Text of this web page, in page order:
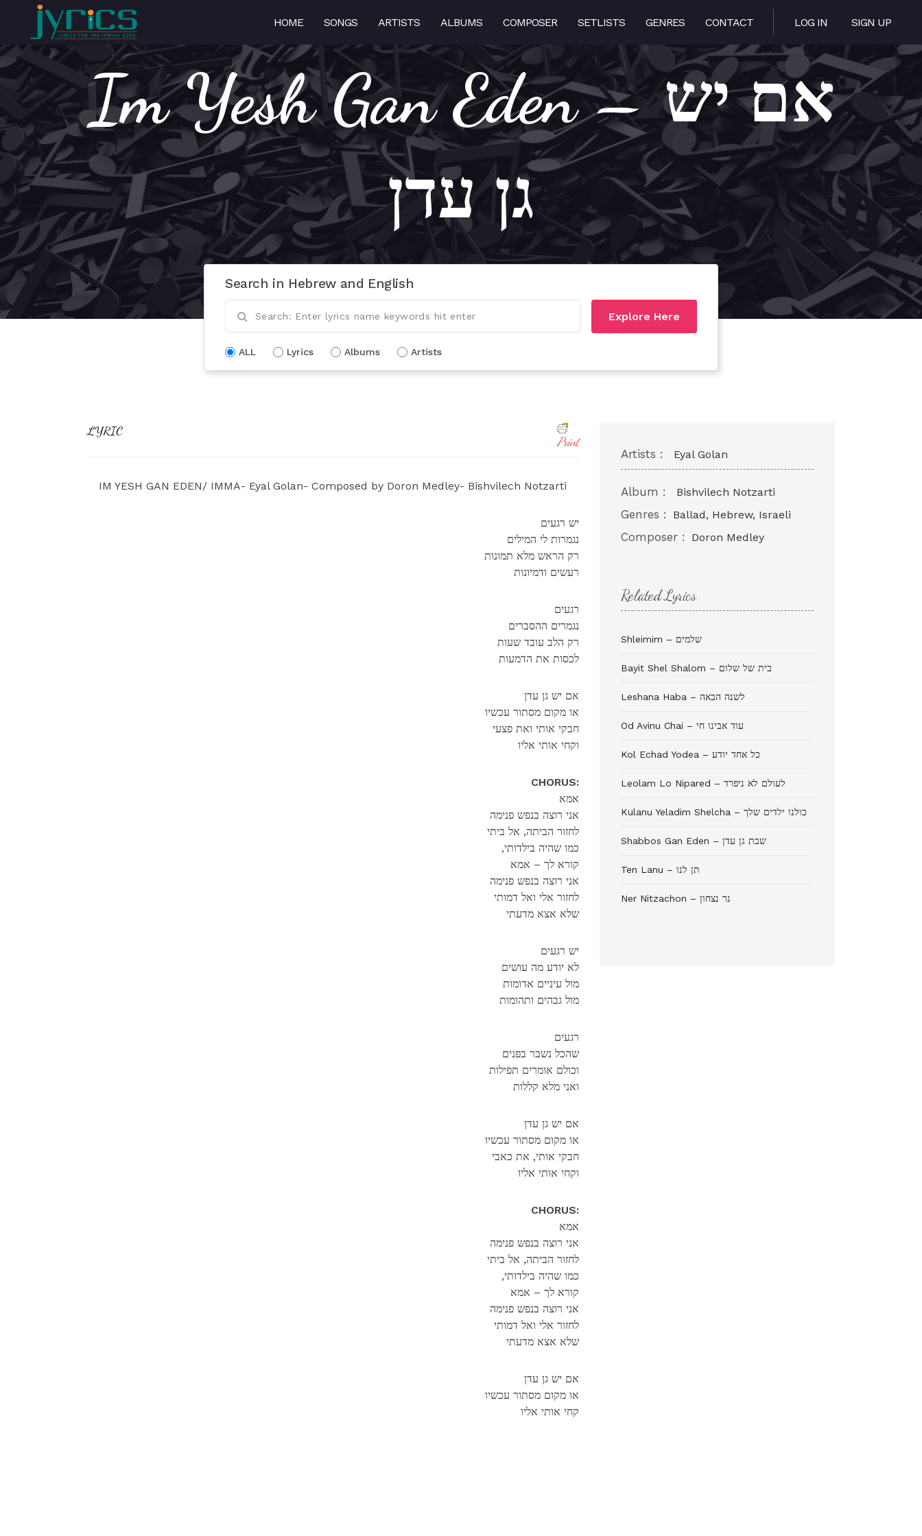
HOME SONGS ARTISTS ALBUMS COMPOSER SETLISTS GENRES CONTACT LOG IN SIGN UP
Im Yesh Gan Eden – אם יש
גן עדן
Search in Hebrew and English
Explore Here
ALL Lyrics Albums Artists
LYRIC
Print
IM YESH GAN EDEN/ IMMA- Eyal Golan- Composed by Doron Medley- Bishvilech Notzarti
יש רגעים
נגמרות לי המילים
רק הראש מלא תמונות
רעשים ודמיונות
רגעים
נגמרים ההסברים
רק הלב עובד שעות
לכסות את הדמעות
אם יש גן עדן
או מקום מסתור עכשיו
חבקי אותי ואת פצעי
וקחי אותי אליו
CHORUS:
אמא
אני רוצה בנפש פנימה
לחזור הביתה, אל ביתי
,כמו שהיה בילדותי
קורא לך – אמא
אני רוצה בנפש פנימה
לחזור אלי ואל דמותי
שלא אצא מדעתי
יש רגעים
לא יודע מה עושים
מול עיניים אדומות
מול גבהים ותהומות
רגעים
שהכל נשבר בפנים
וכולם אומרים תפילות
ואני מלא קללות
אם יש גן עדן
או מקום מסתור עכשיו
חבקי אותי, את כאבי
וקחי אותי אליו
CHORUS:
אמא
אני רוצה בנפש פנימה
לחזור הביתה, אל ביתי
,כמו שהיה בילדותי
קורא לך – אמא
אני רוצה בנפש פנימה
לחזור אלי ואל דמותי
שלא אצא מדעתי
אם יש גן עדן
או מקום מסתור עכשיו
קחי אותי אליו
Artists : Eyal Golan
Album : Bishvilech Notzarti
Genres : Ballad, Hebrew, Israeli
Composer : Doron Medley
Related Lyrics
Shleimim – שלמים
Bayit Shel Shalom – בית של שלום
Leshana Haba – לשנה הבאה
Od Avinu Chai – עוד אבינו חי
Kol Echad Yodea – כל אחד יודע
Leolam Lo Nipared – לעולם לא ניפרד
Kulanu Yeladim Shelcha – כולנו ילדים שלך
Shabbos Gan Eden – שבת גן עדן
Ten Lanu – תן לנו
Ner Nitzachon – נר נצחון